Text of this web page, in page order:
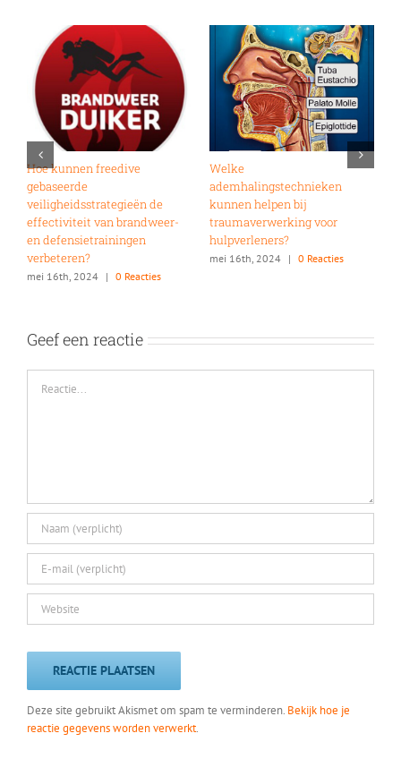
Hoe kunnen freedive
gebaseerde
veiligheidsstrategieën de
effectiviteit van brandweer-
en defensietrainingen
verbeteren?
mei 16th, 2024 | 0 Reacties
Welke
ademhalingstechnieken
kunnen helpen bij
traumaverwerking voor
hulpverleners?
mei 16th, 2024 | 0 Reacties
Geef een reactie
Deze site gebruikt Akismet om spam te verminderen. Bekijk hoe je
reactie gegevens worden verwerkt.